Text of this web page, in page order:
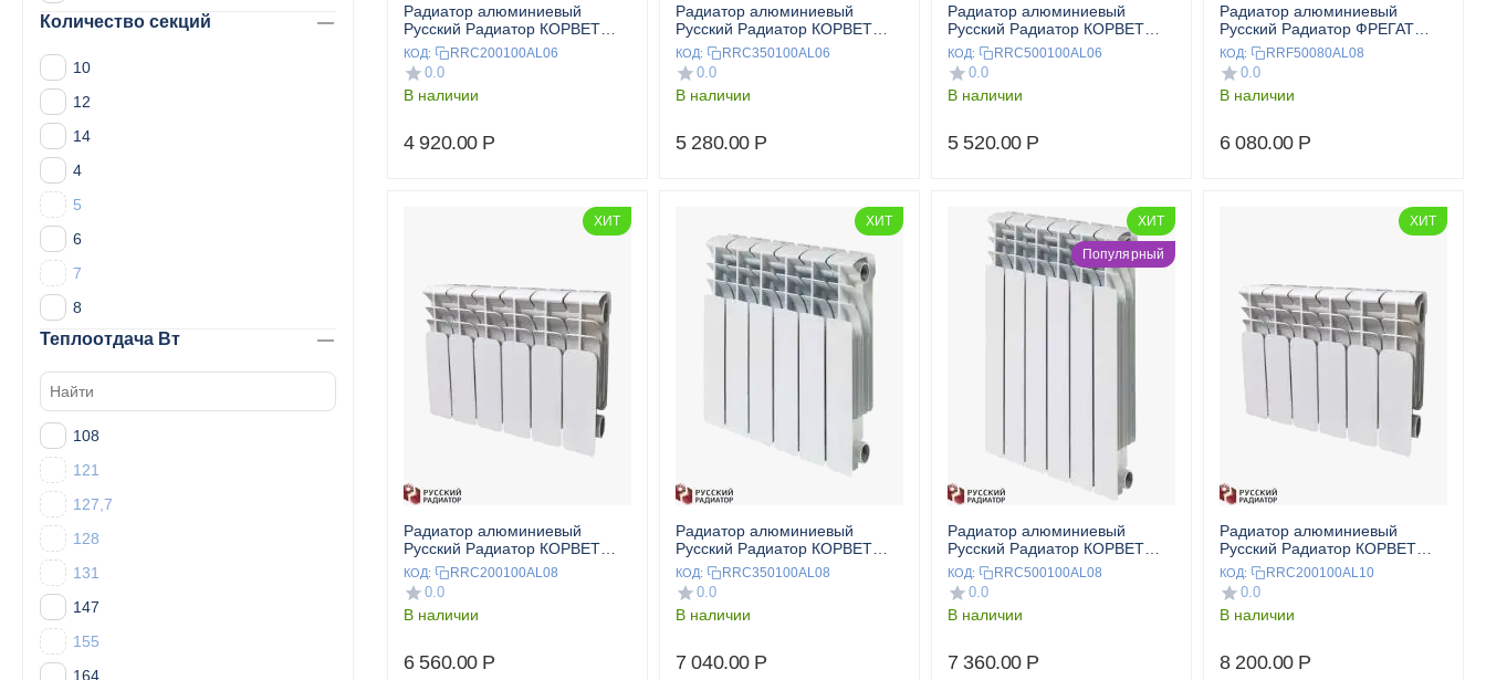
Радиатор алюминиевый
Русский Радиатор КОРВЕТ
200/100 6 секц.
КОД: RRC200100AL06
0.0
В наличии
4 920.00 Р
Радиатор алюминиевый
Русский Радиатор КОРВЕТ
350/100 6 секц.
КОД: RRC350100AL06
0.0
В наличии
5 280.00 Р
Радиатор алюминиевый
Русский Радиатор КОРВЕТ
500/100 6 секц.
КОД: RRC500100AL06
0.0
В наличии
5 520.00 Р
Радиатор алюминиевый
Русский Радиатор ФРЕГАТ
500/80 8 секц.
КОД: RRF50080AL08
0.0
В наличии
6 080.00 Р
ХИТ
Радиатор алюминиевый
Русский Радиатор КОРВЕТ
200/100 8 секц.
КОД: RRC200100AL08
0.0
В наличии
6 560.00 Р
ХИТ
Радиатор алюминиевый
Русский Радиатор КОРВЕТ
350/100 8 секц.
КОД: RRC350100AL08
0.0
В наличии
7 040.00 Р
ХИТ
Популярный
Радиатор алюминиевый
Русский Радиатор КОРВЕТ
500/100 8 секц.
КОД: RRC500100AL08
0.0
В наличии
7 360.00 Р
ХИТ
Радиатор алюминиевый
Русский Радиатор КОРВЕТ
200/100 10 секц.
КОД: RRC200100AL10
0.0
В наличии
8 200.00 Р
Количество секций
10
12
14
4
5
6
7
8
Теплоотдача Вт
108
121
127,7
128
131
147
155
164